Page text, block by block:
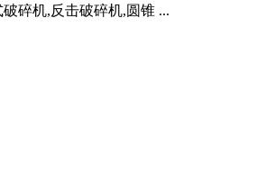
碎机,反击破碎机,圆锥 ...